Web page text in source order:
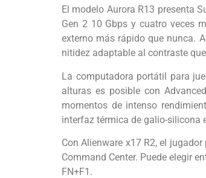
El modelo Aurora R13 presenta
Gen 2 10 Gbps y cuatro veces
externo más rápido que nunca.
nitidez adaptable al contraste
La computadora portátil para
alturas es posible con
momentos de intenso
interfaz térmica de galio-silicona
Con Alienware x17 R2, el
Command Center. Puede elegir
FN+F1.